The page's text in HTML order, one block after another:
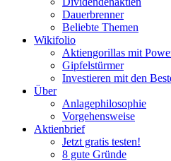
Dauerbrenner
Beliebte Themen
Wikifolio
Aktiengorillas mit
Gipfelstürmer
Investieren mit den
Über
Anlagephilosophie
Vorgehensweise
Aktienbrief
Jetzt gratis testen!
8 gute Gründe